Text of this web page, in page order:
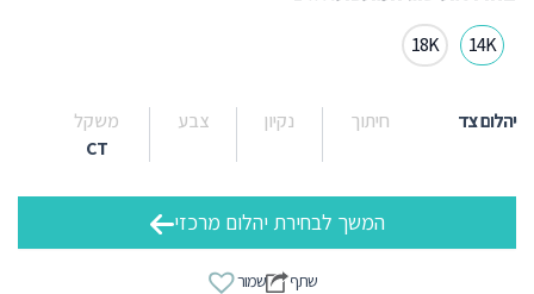
18K 14K
יהלום צד חיתוך נקיון צבע
משקל
CT
המשך לבחירת יהלום מרכזי
שמור שתף